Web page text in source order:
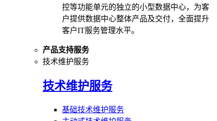
控等功能单元的独立的小型数据中心，为客
户提供数据中心整体产品及交付，全面提升
客户IT服务管理水平。
产品支持服务
技术维护服务
技术维护服务
基础技术维护服务